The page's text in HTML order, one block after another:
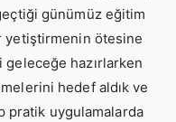
günümüz eğitim
yetiştirmenin ötesine
hazırlarken
hedef aldık ve
pratik uygulamalarda